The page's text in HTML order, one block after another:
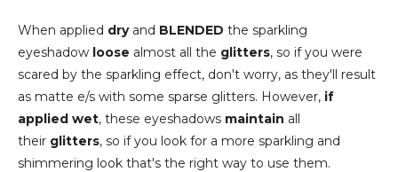
When applied dryand BLENDED the sparkling
eyeshadow loose almost all the glitters, so if you were
scared by the sparkling effect, don't worry, as they'll result
as matte e/s with some sparse glitters. However, if
applied wet, these eyeshadows maintain all
their glitters, so if you look for a more sparkling and
shimmering look that's the right way to use them.